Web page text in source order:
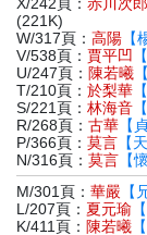
(221K)
W/317頁：高陽
V/538頁：賈平凹
U/247頁： 陳若曦
T/210頁：於梨華
S/221頁：林海音
R/268頁：古華 【
P/366頁：莫言 【
N/316頁：莫言 【
M/301頁：華嚴 【
L/207頁： 夏元瑜
K/411頁： 陳若曦